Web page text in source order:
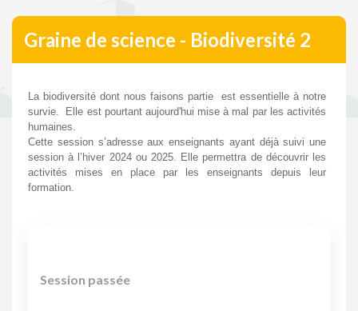
Graine de science - Biodiversité 2
La biodiversité dont nous faisons partie  est essentielle à notre
survie.  Elle est pourtant aujourd'hui mise à mal par les activités
humaines.
Cette session s’adresse aux enseignants ayant déjà suivi une
session à l’hiver 2024 ou 2025. Elle permettra de découvrir les
activités mises en place par les enseignants depuis leur
formation.
Session passée